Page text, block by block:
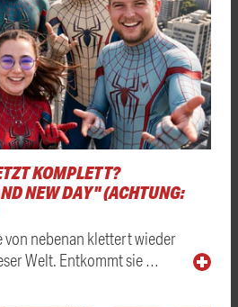
KOMPLETT?
NEW DAY" (ACHTUNG:
nebenan klettert wieder
Welt. Entkommt sie …